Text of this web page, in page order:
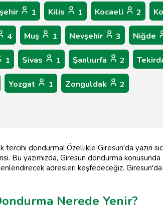
1 Kilis 1 Kocaeli 2
4 Muş 1 Nevşehir 3 Niğde
1 Sivas 1 Şanlıurfa 2
Yozgat 1 Zonguldak 2
tercihi dondurma! Özellikle Giresun'da yazın
Bu yazımızda, Giresun dondurma
adresleri keşfedeceğiz.
Nerede Yenir?